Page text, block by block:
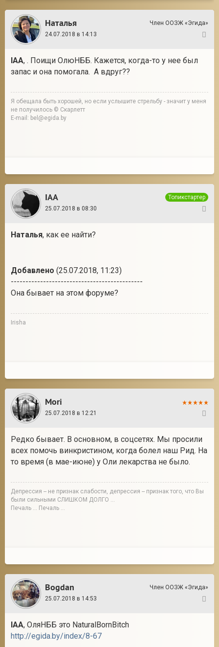
Наталья
Член ООЗЖ «Эгида»
24.07.2018 в 14:13
IAA, . Поищи ОлюНББ. Кажется, когда-то у нее был
запас и она помогала. А вдруг??
Я обещала быть хорошей, но если услышите стрельбу - значит у меня
не получилось © Скарлетт
E-mail: bel@egida.by
IAA
Топикстартер
25.07.2018 в 08:30
Наталья, как ее найти?
Добавлено (25.07.2018, 11:23)
---------------------------------------------
Она бывает на этом форуме?
Irisha
Mori
25.07.2018 в 12:21
Редко бывает. В основном, в соцсетях. Мы просили
всех помочь винкристином, когда болел наш Рид. На
то время (в мае-июне) у Оли лекарства не было.
Депрессия -- не признак слабости, депрессия -- признак того, что Вы
были сильными СЛИШКОМ ДОЛГО ...
Печаль ... Печаль ...
Bogdan
Член ООЗЖ «Эгида»
25.07.2018 в 14:53
IAA, ОляНББ это NaturalBornBitch
http://egida.by/index/8-67